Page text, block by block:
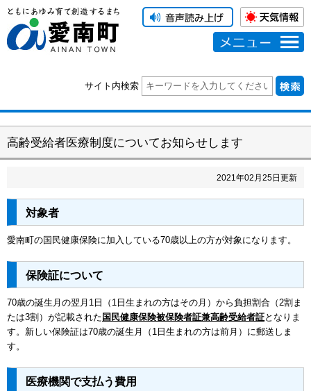
メニュー
サイト内検索
高齢受給者医療制度についてお知らせします
2021年02 月 25日更新
対象者
愛南町の国民健康保険に加入している70歳以上の方が対象になります。
保険証について
70歳の誕生月の翌月1日（1日生まれの方はその月）から負担割合（2割ま
たは3割）が記載された 国民健康保険被保険者証兼高齢受給者証となりま
す。新しい保険証は70歳の誕生月（1日生まれの方は前月）に郵送しま
す。
医療機関で支払う費用